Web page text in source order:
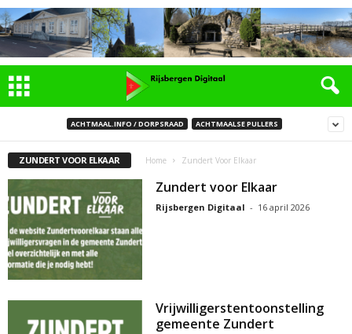
ACHTMAAL.INFO / DORPSRAAD ACHTMAALSE PULLERS
ZUNDERT VOOR ELKAAR Home Zundert Voor Elkaar
Zundert voor Elkaar
Rijsbergen Digitaal - 16 april 2026
Vrijwilligerstentoonstelling
gemeente Zundert